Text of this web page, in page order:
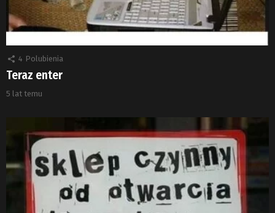
4 Polubienia
Teraz enter
5 lat temu